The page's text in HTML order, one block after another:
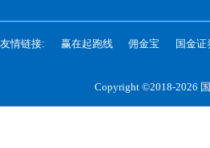
友情链接: 赢在起跑线 佣金宝 国金证
Copyright ©2018-2026